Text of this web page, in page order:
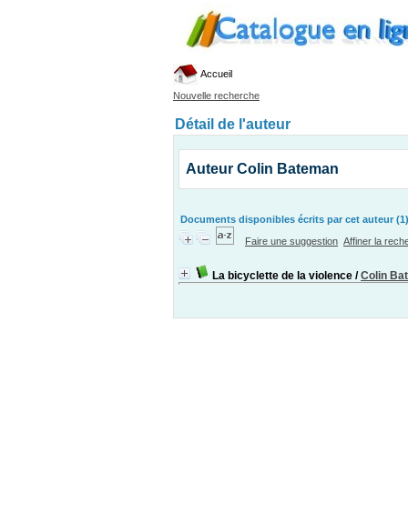
Accueil
Nouvelle recherche
Détail de l'auteur
Auteur Colin Bateman
Documents disponibles écrits par cet auteur (1)
Faire une suggestion Affiner la
La bicyclette de la violence /Colin